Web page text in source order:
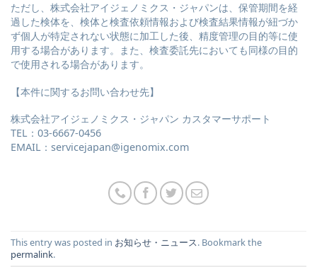
ただし、株式会社アイジェノミクス・ジャパンは、保管期間を経
過した検体を、検体と検査依頼情報および検査結果情報が紐づか
ず個人が特定されない状態に加工した後、精度管理の目的等に使
用する場合があります。また、検査委託先においても同様の目的
で使用される場合があります。
【本件に関するお問い合わせ先】
株式会社アイジェノミクス・ジャパン カスタマーサポート
TEL：03-6667-0456
EMAIL：servicejapan@igenomix.com
This entry was posted in お知らせ・ニュース. Bookmark the
permalink.